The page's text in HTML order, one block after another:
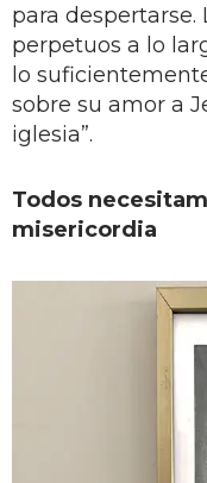
para despertarse.
perpetuos a lo
lo
sobre su amor a
iglesia”.
Todos
misericordia